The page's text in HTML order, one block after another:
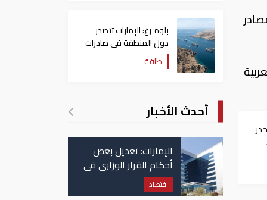
بلومبرغ: الإمارات تتصدر
دول المنطقة في صادرات
النفط عبر مضيق هرمز
طاقة
أحدث الأخبار
الإمارات: تعديل بعض
أحكام القرار الوزاري في
شأن الضريبة على
الشركات والأعمال
اقتصاد